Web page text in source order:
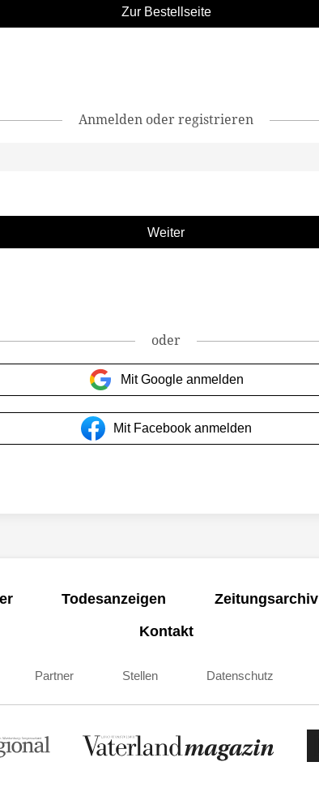
Zur Bestellseite
Anmelden oder registrieren
oder
Mit Google anmelden
Mit Facebook anmelden
Todesanzeigen Zeitungsarchiv
Kontakt
Partner Stellen Datenschutz